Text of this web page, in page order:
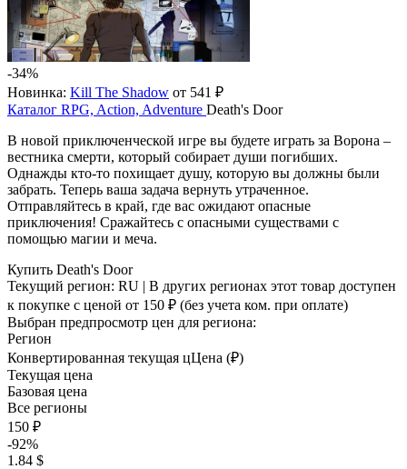
-34%
Новинка: Kill The Shadow от 541 ₽
Каталог RPG, Action, Adventure Death's Door
В новой приключенческой игре вы будете играть за Ворона –
вестника смерти, который собирает души погибших.
Однажды кто-то похищает душу, которую вы должны были
забрать. Теперь ваша задача вернуть утраченное.
Отправляйтесь в край, где вас ожидают опасные
приключения! Сражайтесь с опасными существами с
помощью магии и меча.
Купить Death's Door
Текущий регион: RU | В других регионах этот товар доступен
к покупке с ценой от 150 ₽ (без учета ком. при оплате)
Выбран предпросмотр цен для региона:
Регион
Конвертированная текущая цЦена (₽)
Текущая цена
Базовая цена
Все регионы
150 ₽
-92%
1.84 $